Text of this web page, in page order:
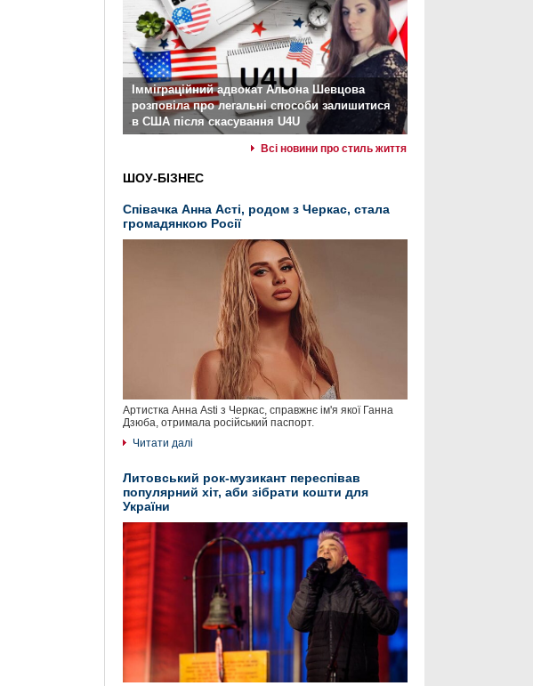
Імміграційний адвокат Альона Шевцова
розповіла про легальні способи залишитися
в США після скасування U4U
Всі новини про стиль життя
ШОУ-БІЗНЕС
Співачка Анна Асті, родом з Черкас, стала
громадянкою Росії
Артистка Анна Asti з Черкас, справжнє ім'я якої Ганна
Дзюба, отримала російський паспорт.
Читати далі
Литовський рок-музикант переспівав
популярний хіт, аби зібрати кошти для
України